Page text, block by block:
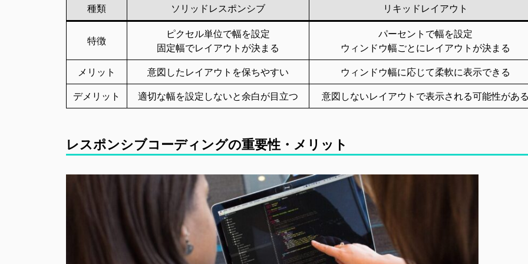
種類 ソリッドレスポンシブ リキッドレイアウト
特徴
ピクセル単位で幅を設定
固定幅でレイアウトが決まる
パーセントで幅を設定
ウィンドウ幅ごとにレイアウトが決まる
メリット
意図したレイアウトを保ちやすい
ウィンドウ幅に応じて柔軟に表示できる
デメリット
適切な幅を設定しないと余白が目立つ 意図しないレイアウトで表示される可能性があ
レスポンシブコーディングの重要性・メリット